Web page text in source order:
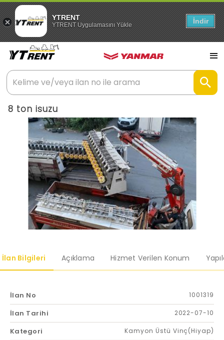
YTRENT
YTRENT Uygulamasını Yükle İndir
8 ton isuzu
İlan Bilgileri Açıklama Hizmet Verilen Konum
İlan No 1001319
İlan Tarihi 2022-07-10
Kategori Kamyon Üstü Vinç(Hiyap)